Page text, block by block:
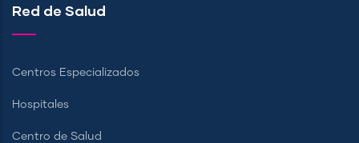
Red de Salud
Centros Especializados
Hospitales
Centro de Salud